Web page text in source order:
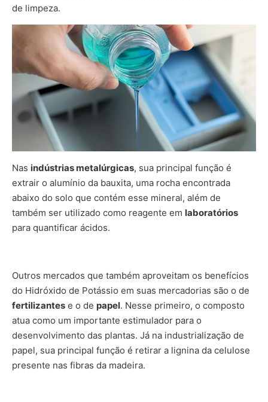
de limpeza.
Nas indústrias metalúrgicas, sua principal função é
extrair o alumínio da bauxita, uma rocha encontrada
abaixo do solo que contém esse mineral, além de
também ser utilizado como reagente em laboratórios
para quantificar ácidos.
Outros mercados que também aproveitam os benefícios
do Hidróxido de Potássio em suas mercadorias são o de
fertilizantes e o de papel. Nesse primeiro, o composto
atua como um importante estimulador para o
desenvolvimento das plantas. Já na industrialização de
papel, sua principal função é retirar a lignina da celulose
presente nas fibras da madeira.